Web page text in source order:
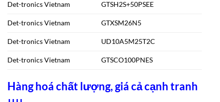
Det-tronics Vietnam GTSH2S+50PSEE
Det-tronics Vietnam GTXSM26N5
Det-tronics Vietnam UD10A5M25T2C
Det-tronics Vietnam GTSCO100PNES
Hàng hoá chất lượng, giá cả cạnh tranh